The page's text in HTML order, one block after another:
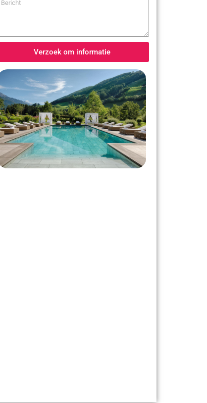
Verzoek om informatie